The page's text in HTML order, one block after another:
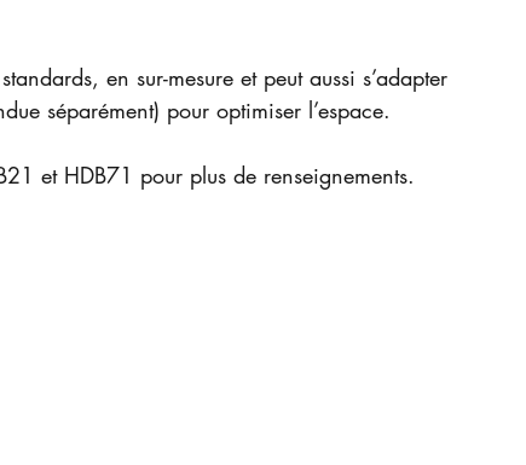
en sur-mesure et peut aussi s’adapter
séparément) pour optimiser l’espace.
et HDB71 pour plus de renseignements.